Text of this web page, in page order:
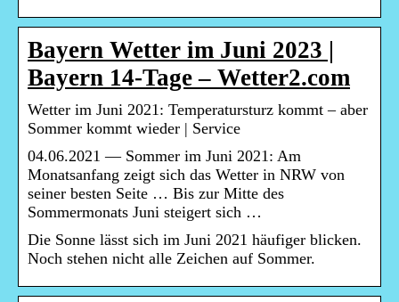
Bayern Wetter im Juni 2023 |
Bayern 14-Tage – Wetter2.com
Wetter im Juni 2021: Temperatursturz kommt – aber
Sommer kommt wieder | Service
04.06.2021 — Sommer im Juni 2021: Am
Monatsanfang zeigt sich das Wetter in NRW von
seiner besten Seite … Bis zur Mitte des
Sommermonats Juni steigert sich …
Die Sonne lässt sich im Juni 2021 häufiger blicken.
Noch stehen nicht alle Zeichen auf Sommer.